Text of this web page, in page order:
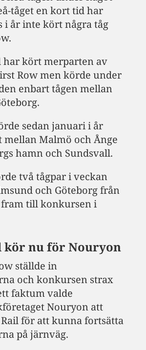
tåget en kort tid har
i år inte kört några tåg
har kört merparten av
Row men körde under
enbart tågen mellan
sedan januari i år
mellan Malmö och Ånge
hamn och Sundsvall.
två tågpar i veckan
och Göteborg från
till konkursen i
kör nu för Nouryon
ställde in
och konkursen strax
faktum valde
Nouryon att
för att kunna fortsätta
på järnväg.